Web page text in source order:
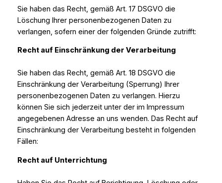
Sie haben das Recht, gemäß Art. 17 DSGVO die
Löschung Ihrer personenbezogenen Daten zu
verlangen, sofern einer der folgenden Gründe zutrifft:
Recht auf Einschränkung der Verarbeitung
Sie haben das Recht, gemäß Art. 18 DSGVO die
Einschränkung der Verarbeitung (Sperrung) Ihrer
personenbezogenen Daten zu verlangen. Hierzu
können Sie sich jederzeit unter der im Impressum
angegebenen Adresse an uns wenden. Das Recht auf
Einschränkung der Verarbeitung besteht in folgenden
Fällen:
Recht auf Unterrichtung